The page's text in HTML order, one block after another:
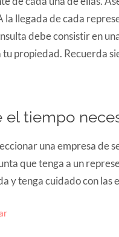
la llegada de cada
debe consistir en
propiedad. Recuerda
el tiempo
una empresa de
que tenga a un
y tenga cuidado con las